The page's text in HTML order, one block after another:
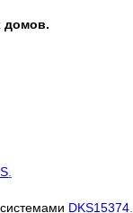
домов.
.
DKS15374.